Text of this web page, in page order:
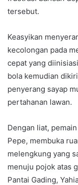
tersebut.
Keasyikan
kecolongan pada
cepat yang
bola kemudian
penyerang sayap
pertahanan lawan.
Dengan liat,
Pepe, membuka
melengkung yang
menuju pojok atas
Pantai Gading,